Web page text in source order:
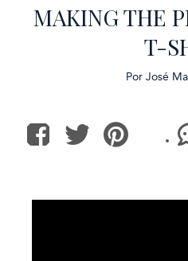
MAKING THE
T-
Por José